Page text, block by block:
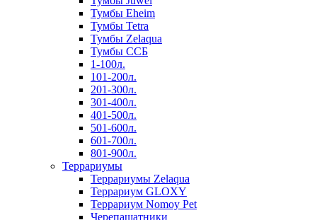
Тумбы Eheim
Тумбы Tetra
Тумбы Zelaqua
Тумбы ССБ
1-100л.
101-200л.
201-300л.
301-400л.
401-500л.
501-600л.
601-700л.
801-900л.
Террариумы
Террариумы Zelaqua
Террариум GLOXY
Террариум Nomoy Pet
Черепашатники